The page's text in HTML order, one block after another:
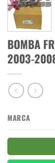
BOMBA
2003-
MARCA